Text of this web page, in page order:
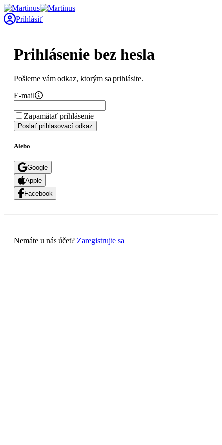
Prihlásiť
Prihlásenie bez hesla
Pošleme vám odkaz, ktorým sa prihlásite.
E-mail
Zapamätať prihlásenie
Poslať prihlasovací odkaz
Alebo
Google
Apple
Facebook
Nemáte u nás účet? Zaregistrujte sa